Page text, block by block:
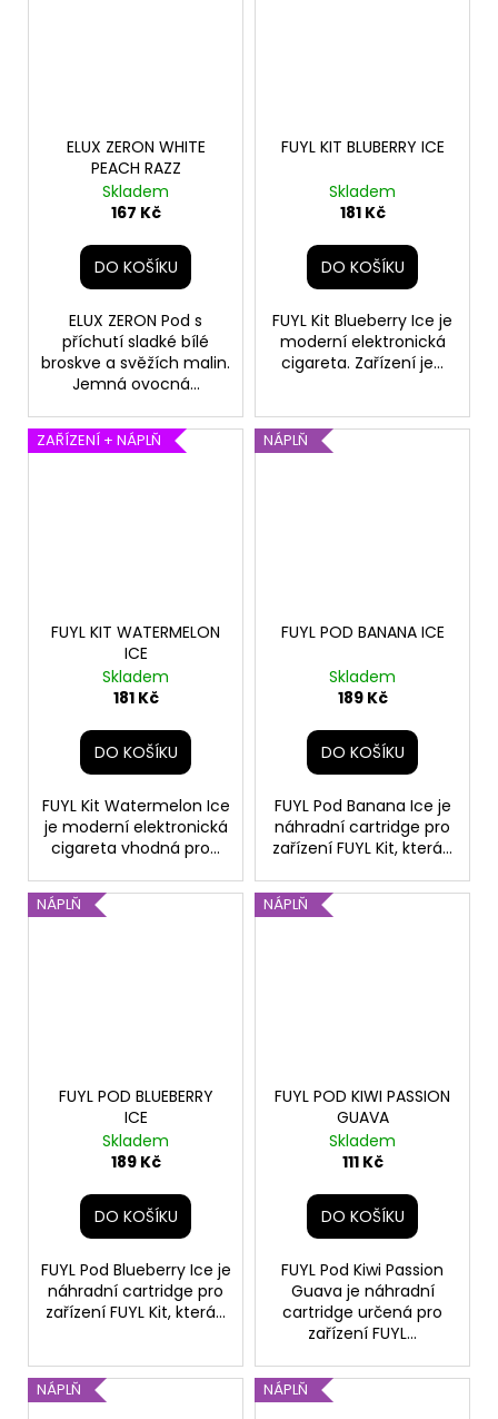
ELUX ZERON WHITE
PEACH RAZZ
Skladem
167 Kč
DO KOŠÍKU
ELUX ZERON Pod s
příchutí sladké bílé
broskve a svěžích malin.
Jemná ovocná...
FUYL KIT BLUBERRY ICE
Skladem
181 Kč
DO KOŠÍKU
FUYL Kit Blueberry Ice je
moderní elektronická
cigareta. Zařízení je...
ZAŘÍZENÍ + NÁPLŇ
FUYL KIT WATERMELON
ICE
Skladem
181 Kč
DO KOŠÍKU
FUYL Kit Watermelon Ice
je moderní elektronická
cigareta vhodná pro...
NÁPLŇ
FUYL POD BANANA ICE
Skladem
189 Kč
DO KOŠÍKU
FUYL Pod Banana Ice je
náhradní cartridge pro
zařízení FUYL Kit, která...
NÁPLŇ
FUYL POD BLUEBERRY
ICE
Skladem
189 Kč
DO KOŠÍKU
FUYL Pod Blueberry Ice je
náhradní cartridge pro
zařízení FUYL Kit, která...
NÁPLŇ
FUYL POD KIWI PASSION
GUAVA
Skladem
111 Kč
DO KOŠÍKU
FUYL Pod Kiwi Passion
Guava je náhradní
cartridge určená pro
zařízení FUYL...
NÁPLŇ NÁPLŇ